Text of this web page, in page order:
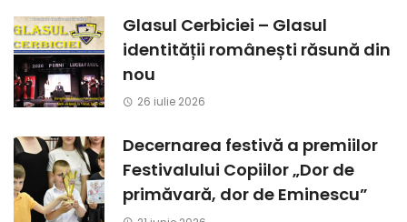
Glasul Cerbiciei – Glasul
identității românești răsună din
nou
26 iulie 2026
Decernarea festivă a premiilor
Festivalului Copiilor „Dor de
primăvară, dor de Eminescu”